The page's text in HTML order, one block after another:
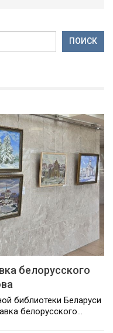
ПОИСК
белорусского
библиотеки Беларуси
белорусского…